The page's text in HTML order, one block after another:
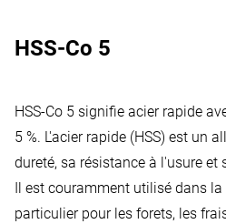
HSS-Co 5
HSS-Co 5 signifie acier rapide
5 %. L'acier rapide (HSS) est un
dureté, sa résistance à l'usure et
Il est couramment utilisé dans
particulier pour les forets, les